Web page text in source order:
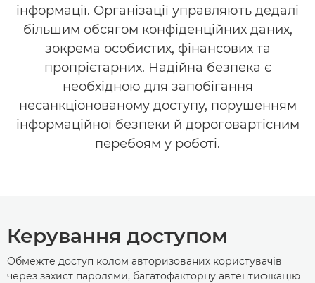
інформації. Організації управляють дедалі
більшим обсягом конфіденційних даних,
зокрема особистих, фінансових та
пропрієтарних. Надійна безпека є
необхідною для запобігання
несанкціонованому доступу, порушенням
інформаційної безпеки й дороговартісним
перебоям у роботі.
Керування доступом
Обмежте доступ колом авторизованих користувачів
через захист паролями, багатофакторну автентифікацію